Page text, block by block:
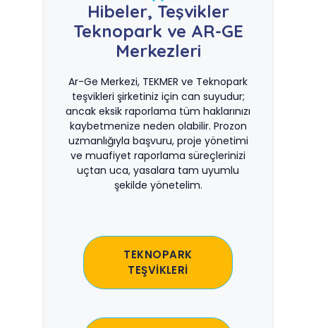
Hibeler, Teşvikler
Teknopark ve AR-GE
Merkezleri
Ar-Ge Merkezi, TEKMER ve Teknopark
teşvikleri şirketiniz için can suyudur;
ancak eksik raporlama tüm haklarınızı
kaybetmenize neden olabilir. Prozon
uzmanlığıyla başvuru, proje yönetimi
ve muafiyet raporlama süreçlerinizi
uçtan uca, yasalara tam uyumlu
şekilde yönetelim.
TEKNOPARK
TEŞVİKLERİ